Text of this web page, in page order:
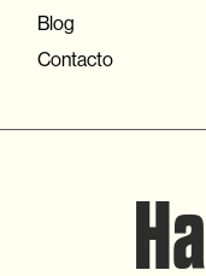
Blog
Contacto
Ha